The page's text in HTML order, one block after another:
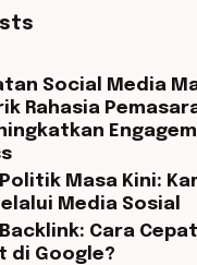
Social Media
Rahasia
Masa Kini:
Media Sosial
Cara
di Google?